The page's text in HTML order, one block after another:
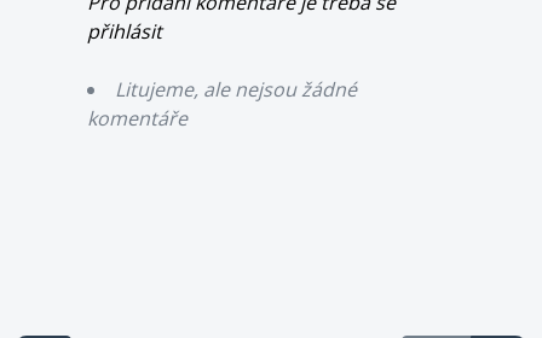
přihlásit
Litujeme, ale nejsou žádné
komentáře